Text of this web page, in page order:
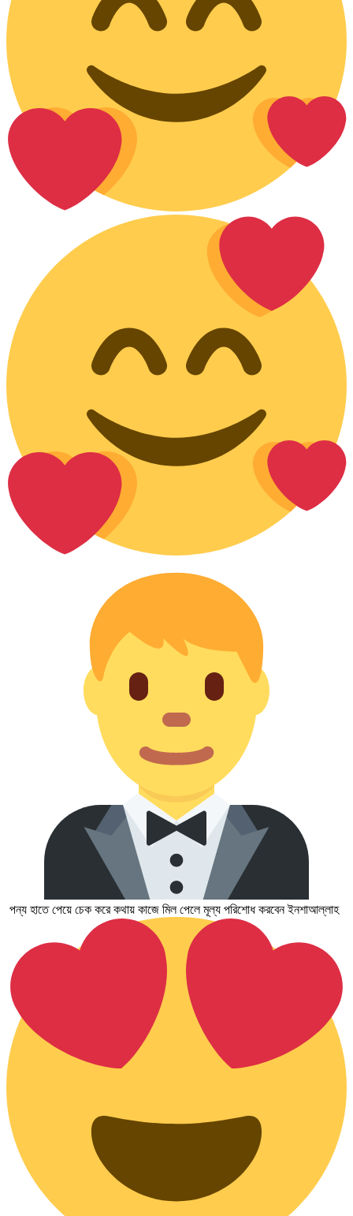
পন্য হাতে পেয়ে চেক করে কথায় কাজে মিল পেলে মূল্য পরিশোধ করবেন ইনশাআল্লাহ